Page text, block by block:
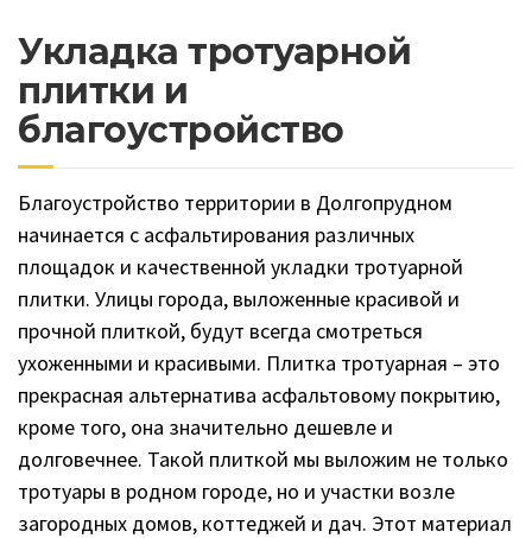
Укладка тротуарной
плитки и
благоустройство
Благоустройство территории в Долгопрудном
начинается с асфальтирования различных
площадок и качественной укладки тротуарной
плитки. Улицы города, выложенные красивой и
прочной плиткой, будут всегда смотреться
ухоженными и красивыми. Плитка тротуарная – это
прекрасная альтернатива асфальтовому покрытию,
кроме того, она значительно дешевле и
долговечнее. Такой плиткой мы выложим не только
тротуары в родном городе, но и участки возле
загородных домов, коттеджей и дач. Этот материал